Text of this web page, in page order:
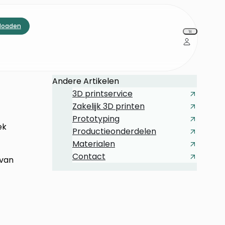
Andere Artikelen
3D printservice
Zakelijk 3D printen
Prototyping
Productieonderdelen
Materialen
Contact